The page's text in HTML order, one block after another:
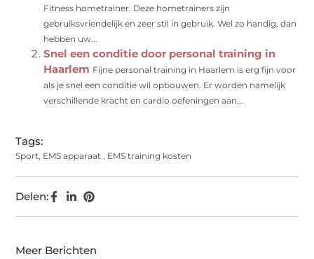
Fitness hometrainer. Deze hometrainers zijn
gebruiksvriendelijk en zeer stil in gebruik. Wel zo handig, dan
hebben uw...
Snel een conditie door personal training in
Haarlem Fijne personal training in Haarlem is erg fijn voor
als je snel een conditie wil opbouwen. Er worden namelijk
verschillende kracht en cardio oefeningen aan...
Tags:
Sport, EMS apparaat , EMS training kosten
Delen:
Meer Berichten